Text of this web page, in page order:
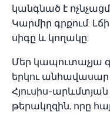
կանգնած է
Կարմիր գրքում:
սիգը և կողակը:
Մեր կապուտաչյա
երկու անհավասար
Հյուսիս-
թերակղզին, որը